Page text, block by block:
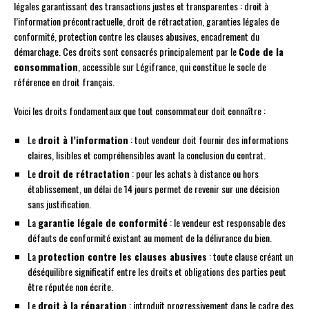
légales garantissant des transactions justes et transparentes : droit à
l’information précontractuelle, droit de rétractation, garanties légales de
conformité, protection contre les clauses abusives, encadrement du
démarchage. Ces droits sont consacrés principalement par leCode de la
consommation , accessible sur Légifrance, qui constitue le socle de
référence en droit français.
Voici les droits fondamentaux que tout consommateur doit connaître :
Ledroit à l’information : tout vendeur doit fournir des informations
claires, lisibles et compréhensibles avant la conclusion du contrat.
Ledroit de rétractation : pour les achats à distance ou hors
établissement, un délai de 14 jours permet de revenir sur une décision
sans justification.
Lagarantie légale de conformité: le vendeur est responsable des
défauts de conformité existant au moment de la délivrance du bien.
Laprotection contre les clauses abusives : toute clause créant un
déséquilibre significatif entre les droits et obligations des parties peut
être réputée non écrite.
Ledroit à la réparation : introduit progressivement dans le cadre des